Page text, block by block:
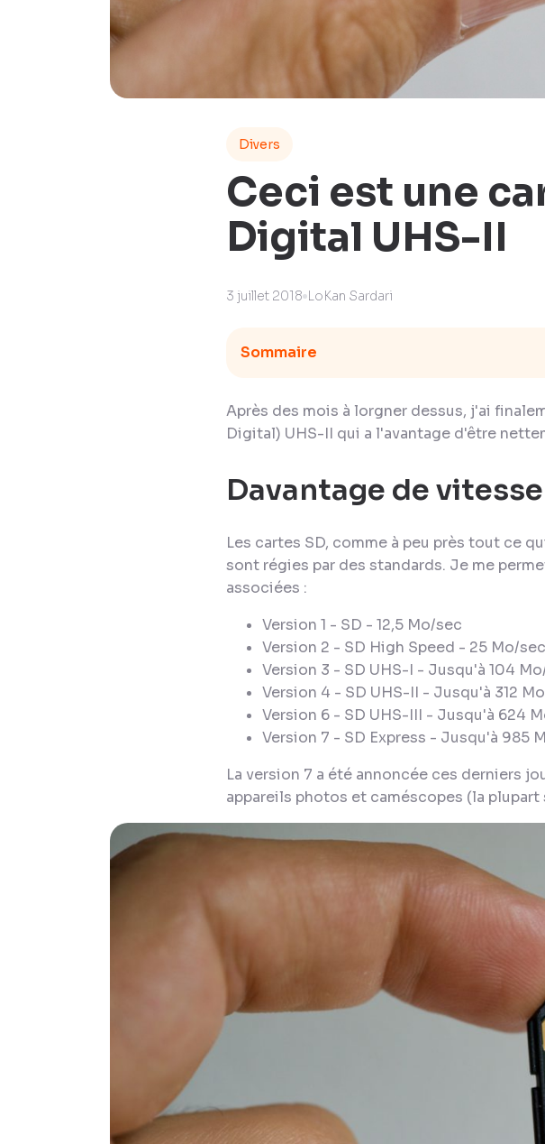
Divers
Ceci est une
Digital UHS-II
3 juillet 2018 LoKan Sardari
Sommaire
Après des mois à lorgner dessus, j'ai
Digital) UHS-II qui a l'avantage d'être
Davantage de
Les cartes SD, comme à peu près tout ce
sont régies par des standards. Je me
associées :
Version 1 - SD - 12,5 Mo/sec
Version 2 - SD High Speed - 25 Mo/sec
Version 3 - SD UHS-I - Jusqu'à 104
Version 4 - SD UHS-II - Jusqu'à 312
Version 6 - SD UHS-III - Jusqu'à 624
Version 7 - SD Express - Jusqu'à 985
La version 7 a été annoncée ces derniers
appareils photos et caméscopes (la